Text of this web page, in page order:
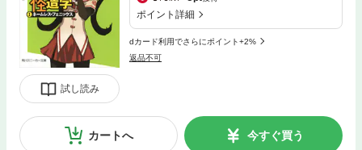
試し読み
ポイント詳細
dカード利用でさらにポイント+2%
返品不可
カートへ 今すぐ買う